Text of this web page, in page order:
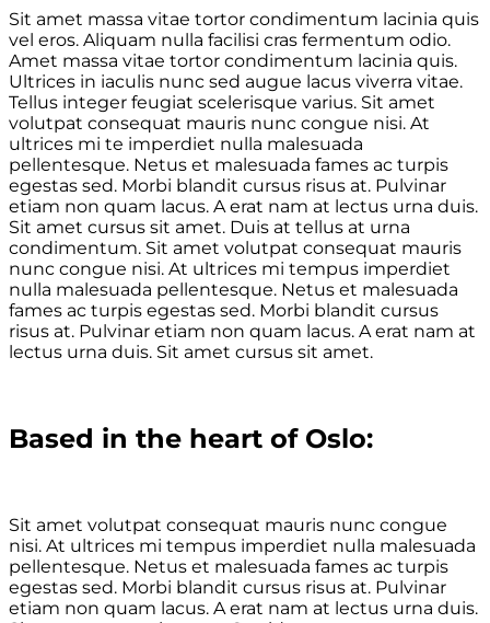
Sit amet massa vitae tortor condimentum lacinia quis
vel eros. Aliquam nulla facilisi cras fermentum odio.
Amet massa vitae tortor condimentum lacinia quis.
Ultrices in iaculis nunc sed augue lacus viverra vitae.
Tellus integer feugiat scelerisque varius. Sit amet
volutpat consequat mauris nunc congue nisi. At
ultrices mi te imperdiet nulla malesuada
pellentesque. Netus et malesuada fames ac turpis
egestas sed. Morbi blandit cursus risus at. Pulvinar
etiam non quam lacus. A erat nam at lectus urna duis.
Sit amet cursus sit amet. Duis at tellus at urna
condimentum. Sit amet volutpat consequat mauris
nunc congue nisi. At ultrices mi tempus imperdiet
nulla malesuada pellentesque. Netus et malesuada
fames ac turpis egestas sed. Morbi blandit cursus
risus at. Pulvinar etiam non quam lacus. A erat nam at
lectus urna duis. Sit amet cursus sit amet.
Based in the heart of Oslo:
Sit amet volutpat consequat mauris nunc congue
nisi. At ultrices mi tempus imperdiet nulla malesuada
pellentesque. Netus et malesuada fames ac turpis
egestas sed. Morbi blandit cursus risus at. Pulvinar
etiam non quam lacus. A erat nam at lectus urna duis.